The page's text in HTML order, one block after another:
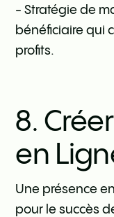
- Stratégie de
bénéficiaire qui
profits.
8.
en
Une présence
pour le succès